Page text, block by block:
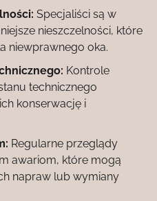
Specjaliści są w
nieszczelności, które
niewprawnego oka.
Kontrole
technicznego
konserwację i
Regularne przeglądy
awariom, które mogą
napraw lub wymiany